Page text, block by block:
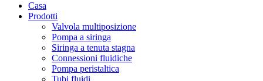
Casa
Prodotti
Valvola multiposizione
Pompa a siringa
Siringa a tenuta stagna
Connessioni fluidiche
Pompa peristaltica